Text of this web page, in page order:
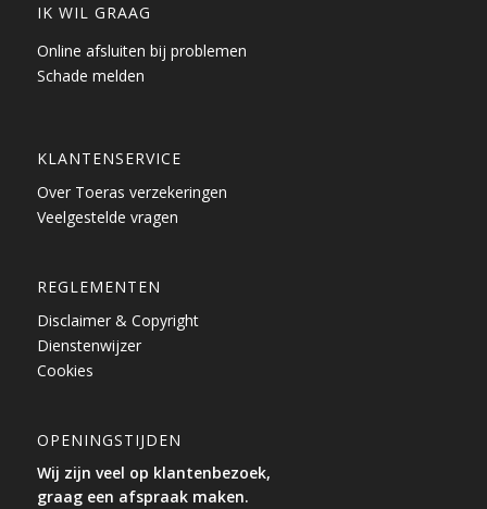
IK WIL GRAAG
Online afsluiten bij problemen
Schade melden
KLANTENSERVICE
Over Toeras verzekeringen
Veelgestelde vragen
REGLEMENTEN
Disclaimer & Copyright
Dienstenwijzer
Cookies
OPENINGSTIJDEN
Wij zijn veel op klantenbezoek,
graag een afspraak maken.